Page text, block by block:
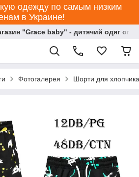
одежду по самым низким
в Украине!
"Grace baby" - дитячий одяг
Фотогалерея Шорти для